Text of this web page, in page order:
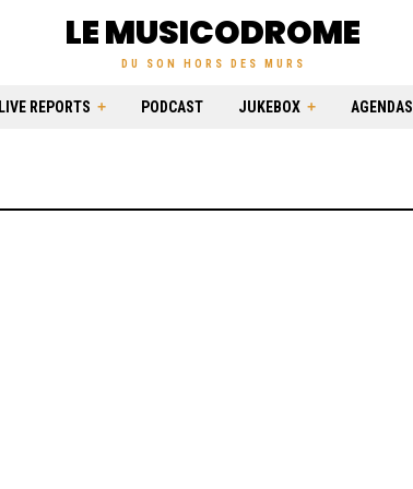
LE MUSICODROME
DU SON HORS DES MURS
LIVE REPORTS PODCAST JUKEBOX AGENDAS